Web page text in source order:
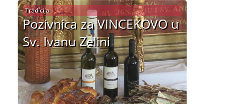
Pozivnica za VINCEKOVO u
Sv. Ivanu Zelini
Tradicija